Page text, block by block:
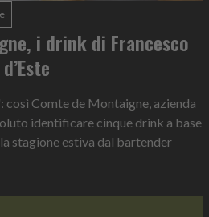
i drink di Francesco
Comte de Montaigne, azienda
identificare cinque drink a base
stagione estiva dal bartender